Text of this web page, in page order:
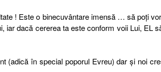
! Este o binecuvântare imensă … să poți
iar dacă cererea ta este conform voii Lui, EL
(adică în special poporul Evreu) dar și noi